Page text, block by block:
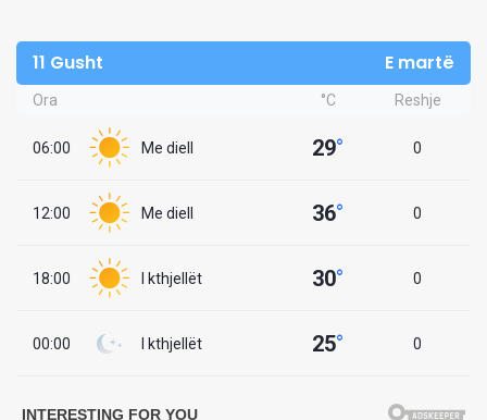
11 Gusht E martë
Ora °C Reshje
06:00 Me diell 29° 0
12:00 Me diell 36° 0
18:00 I kthjellët 30° 0
00:00 I kthjellët 25° 0